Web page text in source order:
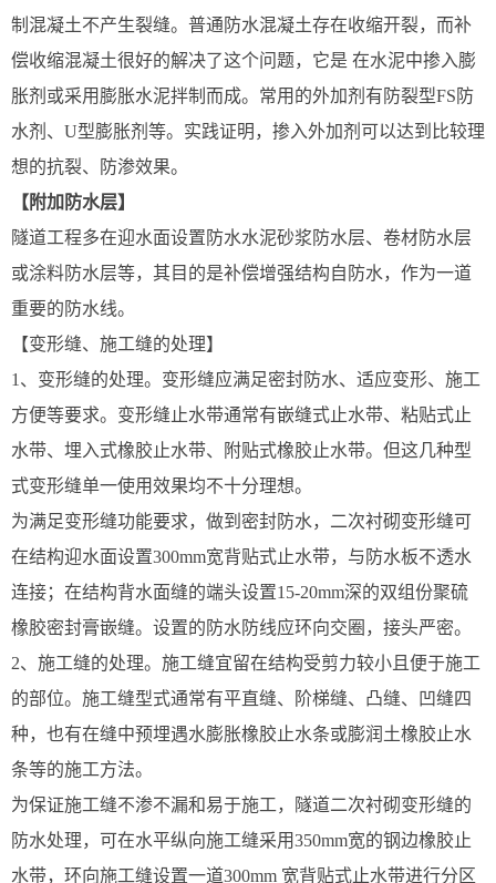
制混凝土不产生裂缝。普通防水混凝土存在收缩开裂，而补
偿收缩混凝土很好的解决了这个问题，它是 在水泥中掺入膨
胀剂或采用膨胀水泥拌制而成。常用的外加剂有防裂型FS防
水剂、U型膨胀剂等。实践证明，掺入外加剂可以达到比较理
想的抗裂、防渗效果。
【附加防水层】
隧道工程多在迎水面设置防水水泥砂浆防水层、卷材防水层
或涂料防水层等，其目的是补偿增强结构自防水，作为一道
重要的防水线。
【变形缝、施工缝的处理】
1、变形缝的处理。变形缝应满足密封防水、适应变形、施工
方便等要求。变形缝止水带通常有嵌缝式止水带、粘贴式止
水带、埋入式橡胶止水带、附贴式橡胶止水带。但这几种型
式变形缝单一使用效果均不十分理想。
为满足变形缝功能要求，做到密封防水，二次衬砌变形缝可
在结构迎水面设置300mm宽背贴式止水带，与防水板不透水
连接；在结构背水面缝的端头设置15-20mm深的双组份聚硫
橡胶密封膏嵌缝。设置的防水防线应环向交圈，接头严密。
2、施工缝的处理。施工缝宜留在结构受剪力较小且便于施工
的部位。施工缝型式通常有平直缝、阶梯缝、凸缝、凹缝四
种，也有在缝中预埋遇水膨胀橡胶止水条或膨润土橡胶止水
条等的施工方法。
为保证施工缝不渗不漏和易于施工，隧道二次衬砌变形缝的
防水处理，可在水平纵向施工缝采用350mm宽的钢边橡胶止
水带，环向施工缝设置一道300mm 宽背贴式止水带进行分区